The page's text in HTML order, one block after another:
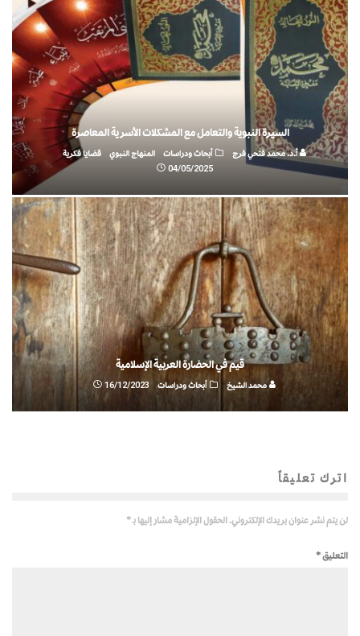
السيرة النبوية والتعامل مع المشكلات الأسرية المعاصرة
أ.د. محمد فتحي فرج أبحاث ودراسات المنهاج النبوي
قضايا فكرية
04/05/2025
قيم في الحضارة العربية الإسلامية
محمد الشيخ أبحاث ودراسات 16/12/2023
اترك تعليقاً
لن يتم نشر عنوان بريدك الإلكتروني. الحقول الإلزامية مشار إليها بـ*
التعليق*